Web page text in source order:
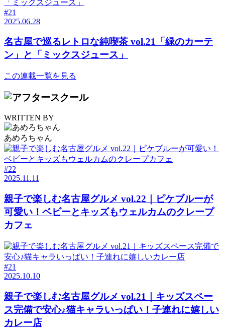
#21
2025.06.28
名古屋で巡るレトロな純喫茶 vol.21「緑のカーテ
ン」と「ミックスジュース」
この連載一覧を見る
WRITTEN BY
あめろちゃん
#22
2025.11.11
親子で楽しむ名古屋グルメ vol.22｜ピケブルーが
可愛い！ベビーとキッズもウェルカムのクレープ
カフェ
#21
2025.10.10
親子で楽しむ名古屋グルメ vol.21｜キッズスペー
ス完備で安心♪猫キャラいっぱい！子連れに嬉しい
カレー店